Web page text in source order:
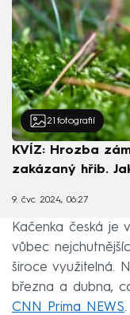
21 fotografií
KVÍZ: Hrozba
zakázaný hřib.
9. čvc 2024, 06:27
Kačenka česká je
vůbec
široce využitelná.
března a dubna,
CNN Prima NEWS